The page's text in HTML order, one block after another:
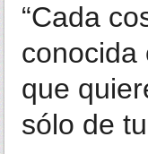
“Cada
conocida
que
sólo de